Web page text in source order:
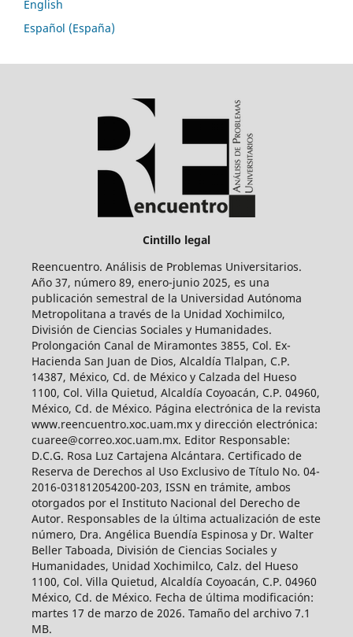
English
Español (España)
Cintillo legal
Reencuentro. Análisis de Problemas Universitarios.
Año 37, número 89, enero-junio 2025, es una
publicación semestral de la Universidad Autónoma
Metropolitana a través de la Unidad Xochimilco,
División de Ciencias Sociales y Humanidades.
Prolongación Canal de Miramontes 3855, Col. Ex-
Hacienda San Juan de Dios, Alcaldía Tlalpan, C.P.
14387, México, Cd. de México y Calzada del Hueso
1100, Col. Villa Quietud, Alcaldía Coyoacán, C.P. 04960,
México, Cd. de México. Página electrónica de la revista
www.reencuentro.xoc.uam.mx y dirección electrónica:
cuaree@correo.xoc.uam.mx. Editor Responsable:
D.C.G. Rosa Luz Cartajena Alcántara. Certificado de
Reserva de Derechos al Uso Exclusivo de Título No. 04-
2016-031812054200-203, ISSN en trámite, ambos
otorgados por el Instituto Nacional del Derecho de
Autor. Responsables de la última actualización de este
número, Dra. Angélica Buendía Espinosa y Dr. Walter
Beller Taboada, División de Ciencias Sociales y
Humanidades, Unidad Xochimilco, Calz. del Hueso
1100, Col. Villa Quietud, Alcaldía Coyoacán, C.P. 04960
México, Cd. de México. Fecha de última modificación:
martes 17 de marzo de 2026. Tamaño del archivo 7.1
MB.